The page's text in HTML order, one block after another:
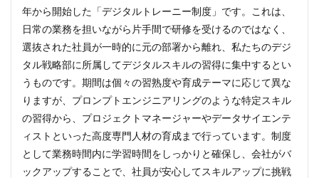
年から開始した「デジタルトレーニー制度」です。これは、
日常の業務を担いながら片手間で研修を受けるのではなく、
選抜された社員が一時的に元の部署から離れ、私たちのデジ
タル戦略部に所属してデジタルスキルの習得に集中するとい
うものです。期間は個々の習熟度や育成テーマに応じて異な
りますが、プロンプトエンジニアリングのような特定スキル
の習得から、プロジェクトマネージャーやデータサイエンテ
ィストといった高度専門人材の育成まで行っています。制度
として業務時間内に学習時間をしっかりと確保し、会社がバ
ックアップすることで、社員が安心してスキルアップに挑戦